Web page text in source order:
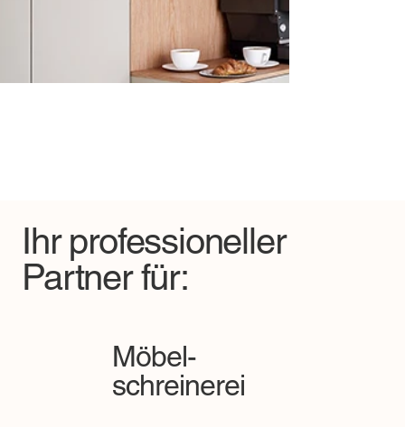
Ihr professioneller
Partner für:
Möbel-
schreinerei